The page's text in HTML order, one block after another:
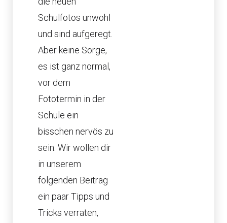
Schulfotos unwohl
und sind aufgeregt.
Aber keine Sorge,
es ist ganz normal,
vor dem
Fototermin in der
Schule ein
bisschen nervös zu
sein. Wir wollen dir
in unserem
folgenden Beitrag
ein paar Tipps und
Tricks verraten,